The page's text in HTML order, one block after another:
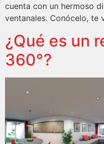
cuenta con un hermoso
ventanales. Conócelo, te
¿Qué es un
360°?